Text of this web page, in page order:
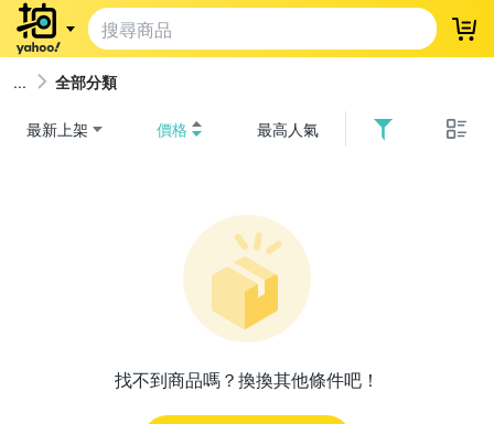
登
全部分類
最新上架 價格 最高人氣
找不到商品嗎？換換其他條件吧！